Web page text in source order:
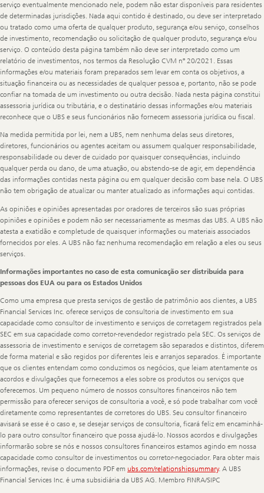
serviço eventualmente mencionado nele, podem não estar disponíveis para residentes
de determinadas jurisdições. Nada aqui contido é destinado, ou deve ser interpretado
ou tratado como uma oferta de qualquer produto, segurança e/ou serviço, conselhos
de investimento, recomendação ou solicitação de qualquer produto, segurança e/ou
serviço. O conteúdo desta página também não deve ser interpretado como um
relatório de investimentos, nos termos da Resolução CVM nº 20/2021. Essas
informações e/ou materiais foram preparados sem levar em conta os objetivos, a
situação financeira ou as necessidades de qualquer pessoa e, portanto, não se pode
confiar na tomada de um investimento ou outra decisão. Nada nesta página constitui
assessoria jurídica ou tributária, e o destinatário dessas informações e/ou materiais
reconhece que o UBS e seus funcionários não fornecem assessoria jurídica ou fiscal.
Na medida permitida por lei, nem a UBS, nem nenhuma delas seus diretores,
diretores, funcionários ou agentes aceitam ou assumem qualquer responsabilidade,
responsabilidade ou dever de cuidado por quaisquer consequências, incluindo
qualquer perda ou dano, de uma atuação, ou abstendo-se de agir, em dependência
das informações contidas nesta página ou em qualquer decisão com base nela. O UBS
não tem obrigação de atualizar ou manter atualizado as informações aqui contidas.
As opiniões e opiniões apresentadas por oradores de terceiros são suas próprias
opiniões e opiniões e podem não ser necessariamente as mesmas das UBS. A UBS não
atesta a exatidão e completude de quaisquer informações ou materiais associados
fornecidos por eles. A UBS não faz nenhuma recomendação em relação a eles ou seus
serviços.
Informações importantes no caso de esta comunicação ser distribuída para
pessoas dos EUA ou para os Estados Unidos
Como uma empresa que presta serviços de gestão de patrimônio aos clientes, a UBS
Financial Services Inc. oferece serviços de consultoria de investimento em sua
capacidade como consultor de investimento e serviços de corretagem registrados pela
SEC em sua capacidade como corretor-revendedor registrado pela SEC. Os serviços de
assessoria de investimento e serviços de corretagem são separados e distintos, diferem
de forma material e são regidos por diferentes leis e arranjos separados. É importante
que os clientes entendam como conduzimos os negócios, que leiam atentamente os
acordos e divulgações que fornecemos a eles sobre os produtos ou serviços que
oferecemos. Um pequeno número de nossos consultores financeiros não tem
permissão para oferecer serviços de consultoria a você, e só pode trabalhar com você
diretamente como representantes de corretores do UBS. Seu consultor financeiro
avisará se esse é o caso e, se desejar serviços de consultoria, ficará feliz em encaminhá-
lo para outro consultor financeiro que possa ajudá-lo. Nossos acordos e divulgações
informarão sobre se nós e nossos consultores financeiros estamos agindo em nossa
capacidade como consultor de investimentos ou corretor-negociador. Para obter mais
informações, revise o documento PDF em ubs.com/relationshipsummary. A UBS
Financial Services Inc. é uma subsidiária da UBS AG. Membro FINRA/SIPC